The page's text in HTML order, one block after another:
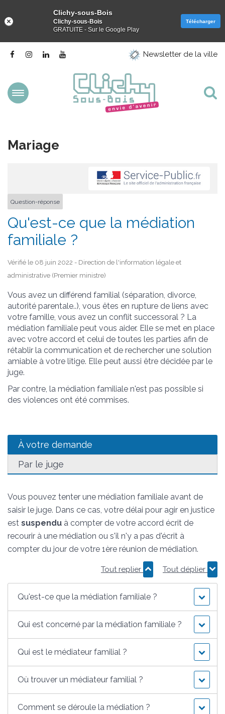
Lien
compte
Facebook
Lien
Lien
Linkedin
la
chaîne
Youtube
Newsletter de la ville
Aller
Mariage
Question-réponse
Qu'est-ce que la médiation
familiale ?
Vérifié le 08 juin 2022 - Direction de l'information légale et
administrative (Premier ministre)
Vous avez un différend familial (séparation, divorce,
autorité parentale..), vous êtes en rupture de liens avec
votre famille, vous avez un conflit successoral ? La
médiation familiale peut vous aider. Elle se met en place
avec votre accord et celui de toutes les parties afin de
rétablir la communication et de rechercher une solution
amiable à votre litige. Elle peut aussi être décidée par le
juge.
Par contre, la médiation familiale n'est pas possible si
des violences ont été commises.
À votre demande
Par le juge
Vous pouvez tenter une médiation familiale avant de
saisir le juge. Dans ce cas, votre délai pour agir en justice
est suspendu à compter de votre accord écrit de
recourir à une médiation ou s'il n'y a pas d'écrit à
compter du jour de votre 1 ère réunion de médiation.
Tout replier Tout déplier
Qu'est-ce que la médiation familiale ?
Qui est concerné par la médiation familiale ?
Qui est le médiateur familial ?
Où trouver un médiateur familial ?
Comment se déroule la médiation ?
Clichy-sous-Bois
Clichy-sous-Bois
GRATUITE - Sur le Google Play
Télécharger